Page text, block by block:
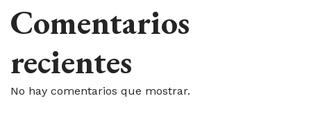
Comentarios
recientes
No hay comentarios que mostrar.